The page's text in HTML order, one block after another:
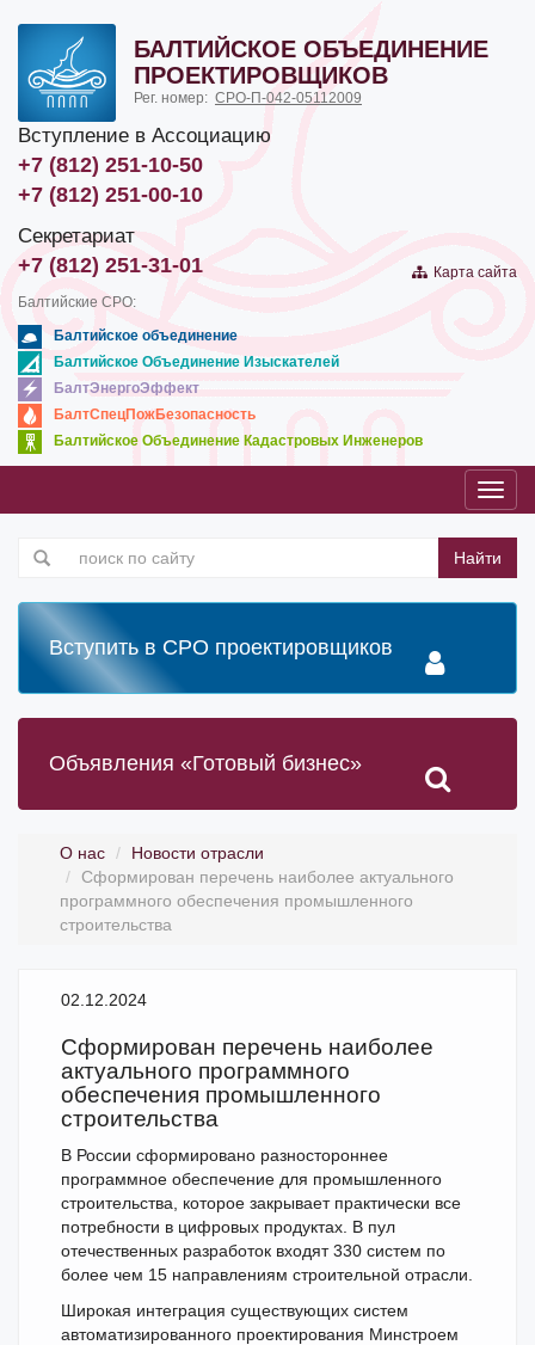
БАЛТИЙСКОЕ ОБЪЕДИНЕНИЕ
ПРОЕКТИРОВЩИКОВ
Рег. номер: СРО-П-042-05112009
Вступление в Ассоциацию
+7 (812) 251-10-50
+7 (812) 251-00-10
Секретариат
+7 (812) 251-31-01
Карта сайта
Балтийские СРО:
Балтийское объединение
Балтийское Объединение Изыскателей
БалтЭнергоЭффект
БалтСпецПожБезопасность
Балтийское Объединение Кадастровых Инженеров
Найти
Вступить в СРО проектировщиков
Объявления «Готовый бизнес»
О нас
Новости отрасли
Сформирован перечень наиболее актуального
программного обеспечения промышленного
строительства
02.12.2024
Сформирован перечень наиболее
актуального программного
обеспечения промышленного
строительства
В России сформировано разностороннее
программное обеспечение для промышленного
строительства, которое закрывает практически все
потребности в цифровых продуктах. В пул
отечественных разработок входят 330 систем по
более чем 15 направлениям строительной отрасли.
Широкая интеграция существующих систем
автоматизированного проектирования Минстроем